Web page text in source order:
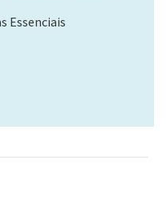
Essenciais